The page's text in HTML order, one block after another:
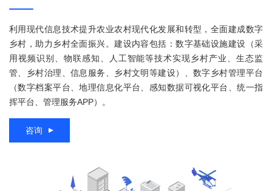
利用现代信息技术提升农业农村现代化发展和转型，全面建成数字
乡村，助力乡村全面振兴。建设内容包括：数字基础设施建设（采
用视频识别、物联感知、人工智能等技术实现乡村产业、生态监
管、乡村治理、信息服务、乡村文明等建设）、数字乡村管理平台
（数字档案平台、地理信息化平台、感知数据可视化平台、统一指
挥平台、管理服务APP）。
咨询